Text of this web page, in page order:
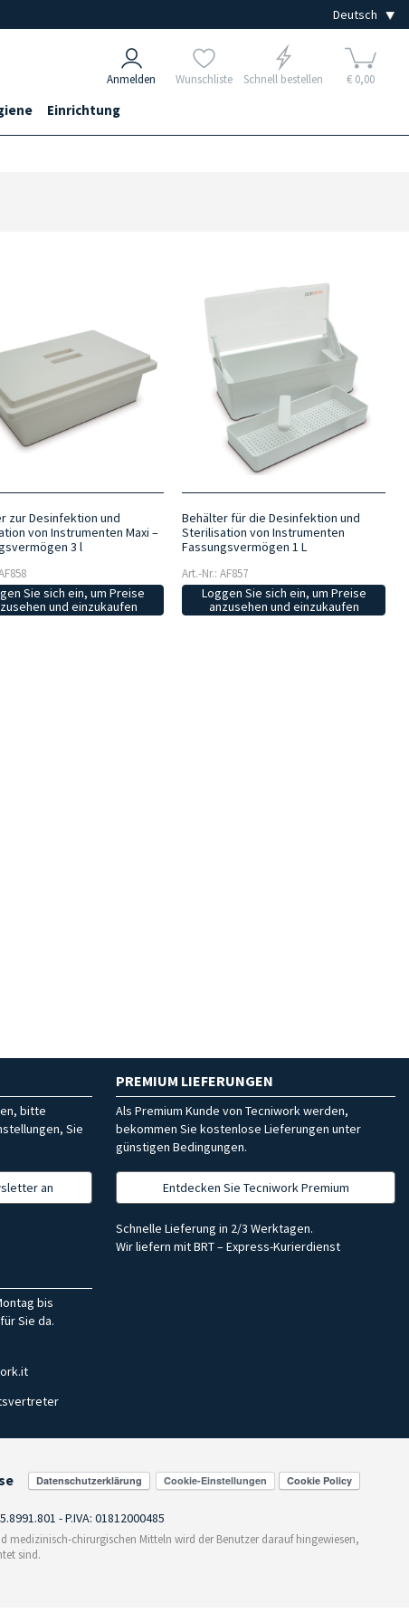
Anmelden Wunschliste Schnell bestellen € 0,00
Einrichtung
zur Desinfektion und
von Instrumenten Maxi –
3 l
Sie sich ein, um Preise
und einzukaufen
Behälter für die Desinfektion und
Sterilisation von Instrumenten
Fassungsvermögen 1 L
Art.-Nr.: AF857
Loggen Sie sich ein, um Preise
anzusehen und einzukaufen
bitte
Sie
an
PREMIUM LIEFERUNGEN
Als Premium Kunde von Tecniwork werden,
bekommen Sie kostenlose Lieferungen unter
günstigen Bedingungen.
Entdecken Sie Tecniwork Premium
Schnelle Lieferung in 2/3 Werktagen.
Wir liefern mit BRT – Express-Kurierdienst
bis
Sie da.
Cookie-Einstellungen
- P.IVA: 01812000485
chirurgischen Mitteln wird der Benutzer darauf hingewiesen,
sind.